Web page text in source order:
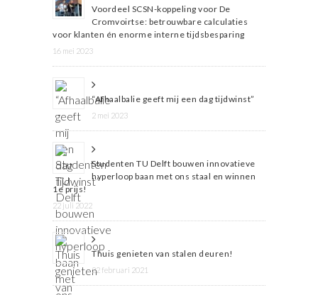
Voordeel SCSN-koppeling voor De
Cromvoirtse: betrouwbare calculaties
voor klanten én enorme interne tijdsbesparing
16 mei 2023
“Afhaalbalie geeft mij een dag tijdwinst”
2 mei 2023
Studenten TU Delft bouwen innovatieve
hyperloop baan met ons staal en winnen
1e prijs!
22 juli 2022
Thuis genieten van stalen deuren!
22 februari 2021